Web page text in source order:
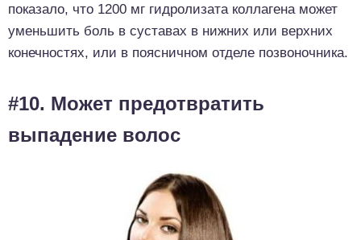
показало, что 1200 мг гидролизата коллагена может
уменьшить боль в суставах в нижних или верхних
конечностях, или в поясничном отделе позвоночника.
#10. Может предотвратить
выпадение волос